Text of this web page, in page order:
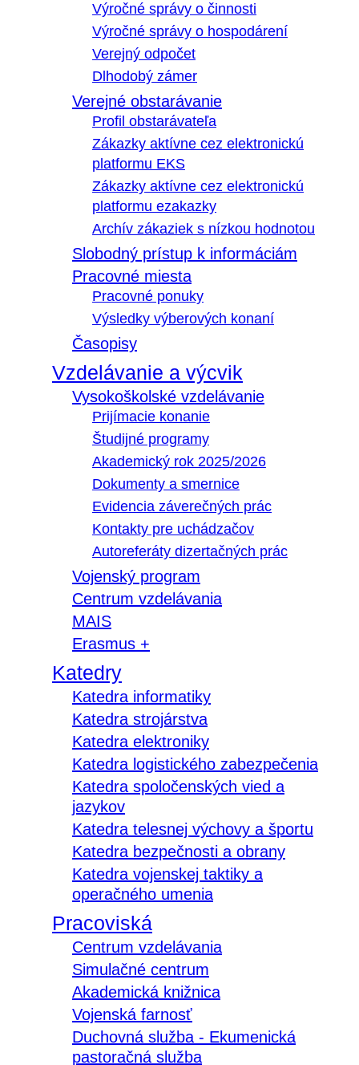
Výročné správy o činnosti
Výročné správy o hospodárení
Verejný odpočet
Dlhodobý zámer
Verejné obstarávanie
Profil obstarávateľa
Zákazky aktívne cez elektronickú
platformu EKS
Zákazky aktívne cez elektronickú
platformu ezakazky
Archív zákaziek s nízkou hodnotou
Slobodný prístup k informáciám
Pracovné miesta
Pracovné ponuky
Výsledky výberových konaní
Časopisy
Vzdelávanie a výcvik
Vysokoškolské vzdelávanie
Prijímacie konanie
Študijné programy
Akademický rok 2025/2026
Dokumenty a smernice
Evidencia záverečných prác
Kontakty pre uchádzačov
Autoreferáty dizertačných prác
Vojenský program
Centrum vzdelávania
MAIS
Erasmus +
Katedry
Katedra informatiky
Katedra strojárstva
Katedra elektroniky
Katedra logistického zabezpečenia
Katedra spoločenských vied a
jazykov
Katedra telesnej výchovy a športu
Katedra bezpečnosti a obrany
Katedra vojenskej taktiky a
operačného umenia
Pracoviská
Centrum vzdelávania
Simulačné centrum
Akademická knižnica
Vojenská farnosť
Duchovná služba - Ekumenická
pastoračná služba